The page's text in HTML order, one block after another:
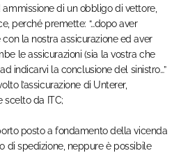
di un obbligo di vettore,
perché premette: “…dopo aver
la nostra assicurazione ed aver
le assicurazioni (sia la vostra che
indicarvi la conclusione del sinistro…”
l’assicurazione di Unterer,
scelto da ITC;
posto a fondamento della vicenda
di spedizione, neppure è possibile